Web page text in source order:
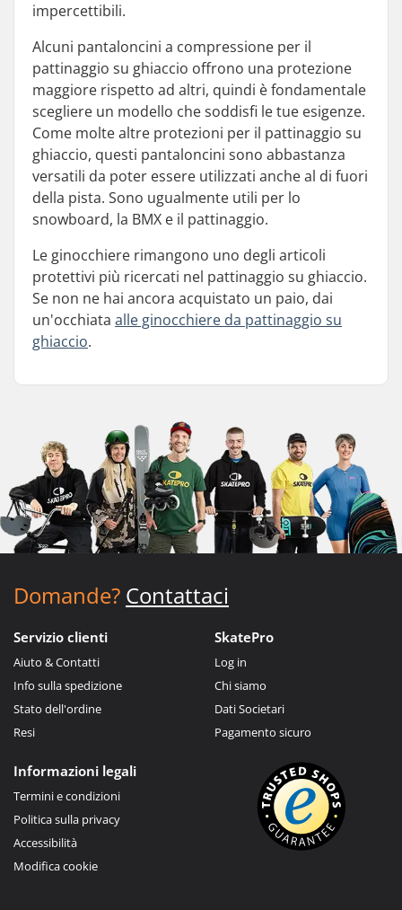
impercettibili.
Alcuni pantaloncini a compressione per il
pattinaggio su ghiaccio offrono una protezione
maggiore rispetto ad altri, quindi è fondamentale
scegliere un modello che soddisfi le tue esigenze.
Come molte altre protezioni per il pattinaggio su
ghiaccio, questi pantaloncini sono abbastanza
versatili da poter essere utilizzati anche al di fuori
della pista. Sono ugualmente utili per lo
snowboard, la BMX e il pattinaggio.
Le ginocchiere rimangono uno degli articoli
protettivi più ricercati nel pattinaggio su ghiaccio.
Se non ne hai ancora acquistato un paio, dai
un'occhiata alle ginocchiere da pattinaggio su
ghiaccio.
Domande? Contattaci
Servizio clienti
Aiuto & Contatti
Info sulla spedizione
Stato dell'ordine
Resi
SkatePro
Log in
Chi siamo
Dati Societari
Pagamento sicuro
Informazioni legali
Termini e condizioni
Politica sulla privacy
Accessibilità
Modifica cookie